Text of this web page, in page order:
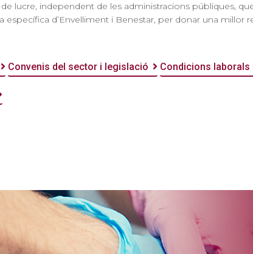
de lucre, independent de les administracions públiques,
específica d’Envelliment i Benestar, per donar una
Convenis del sector i legislació Condicions